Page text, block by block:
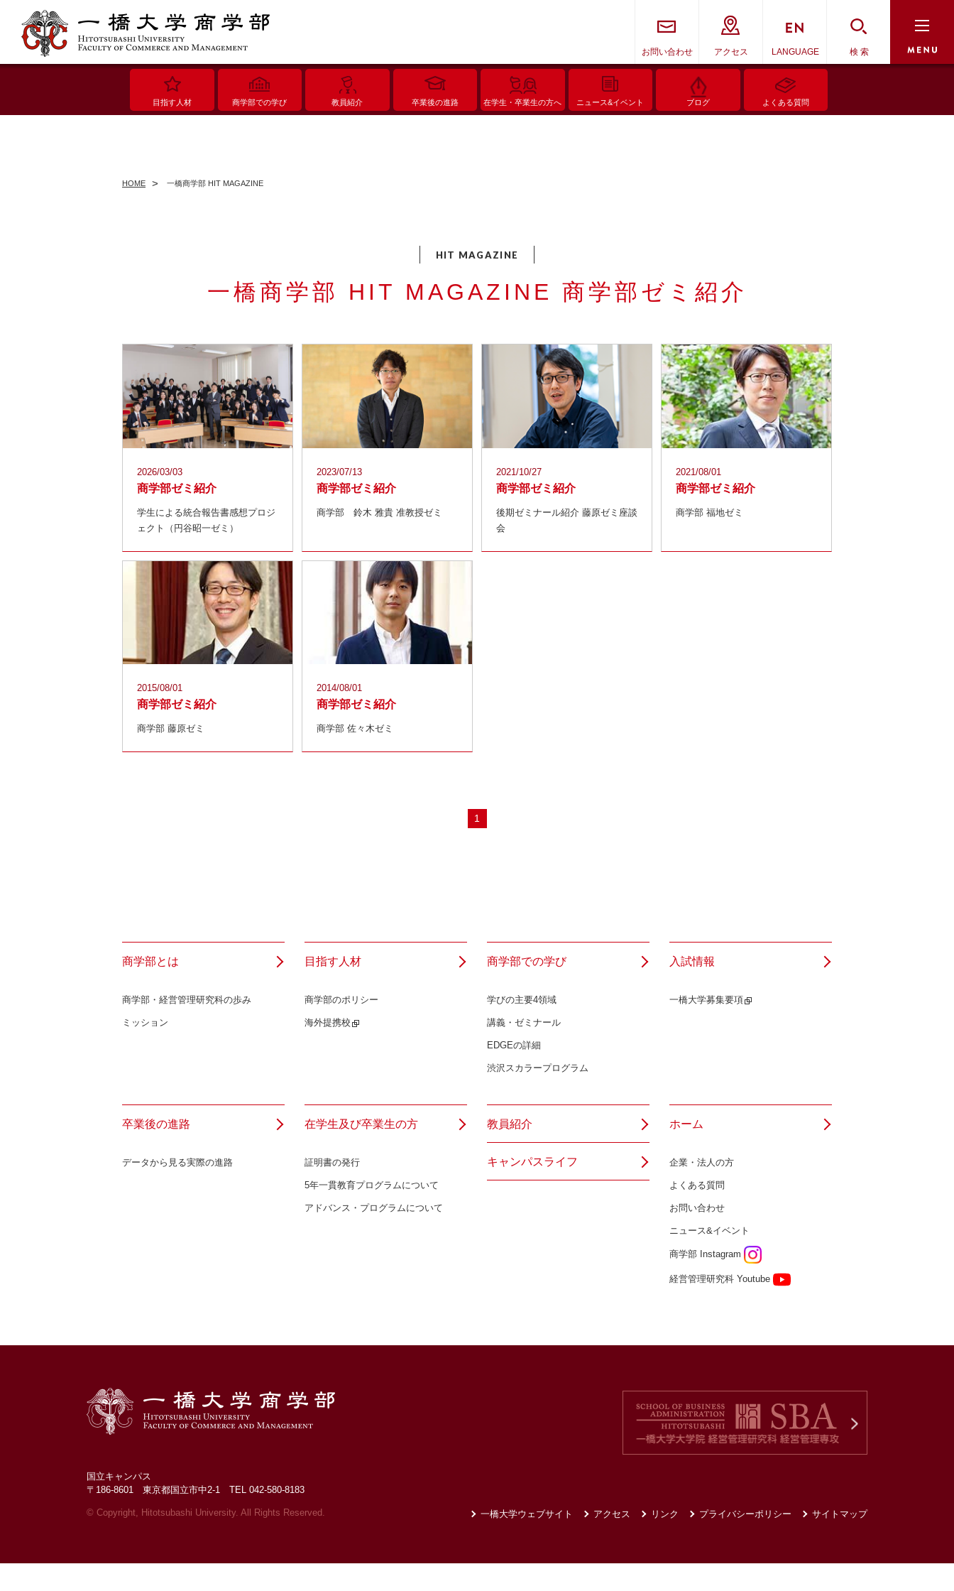
目指す人材 商学部での学び 教員紹介 卒業後の進路 在学生・卒業生の方へ ニュース&イベント ブログ よくある質問
お問い合わせ アクセス LANGUAGE 検 索
HOME 一橋商学部 HIT MAGAZINE
一橋商学部 HIT MAGAZINE 商学部ゼミ紹介
2026/03/03
商学部ゼミ紹介
学生による統合報告書感想プロジ
ェクト（円谷昭一ゼミ）
2023/07/13
商学部ゼミ紹介
商学部 鈴木 雅貴 准教授ゼミ
2021/10/27
商学部ゼミ紹介
後期ゼミナール紹介 藤原ゼミ座談
会
2021/08/01
商学部ゼミ紹介
商学部 福地ゼミ
2015/08/01
商学部ゼミ紹介
商学部 藤原ゼミ
2014/08/01
商学部ゼミ紹介
商学部 佐々木ゼミ
1
商学部とは
商学部・経営管理研究科の歩み
ミッション
目指す人材
商学部のポリシー
海外提携校
商学部での学び
学びの主要4領域
講義・ゼミナール
EDGEの詳細
渋沢スカラープログラム
入試情報
一橋大学募集要項
卒業後の進路
データから見る実際の進路
在学生及び卒業生の方
証明書の発行
5年一貫教育プログラムについて
アドバンス・プログラムについて
教員紹介
キャンパスライフ
ホーム
企業・法人の方
よくある質問
お問い合わせ
ニュース&イベント
商学部 Instagram
経営管理研究科 Youtube
国立キャンパス
〒186-8601 東京都国立市中2-1 TEL 042-580-8183
© Copyright, Hitotsubashi University. All Rights Reserved. 一橋大学ウェブサイト アクセス リンク プライバシーポリシー サイトマップ